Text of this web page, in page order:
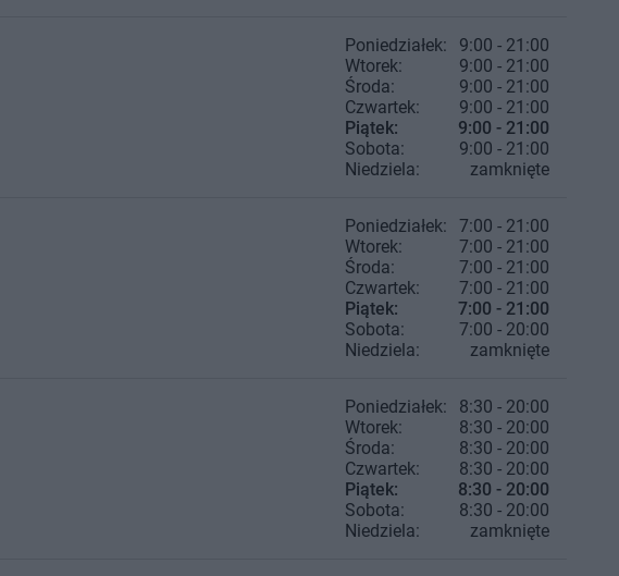
Poniedziałek:
9:00 - 21:00
Wtorek:
9:00 - 21:00
Środa:
9:00 - 21:00
Czwartek:
9:00 - 21:00
Piątek:
9:00 - 21:00
Sobota:
9:00 - 21:00
Niedziela:
zamknięte
Poniedziałek:
7:00 - 21:00
Wtorek:
7:00 - 21:00
Środa:
7:00 - 21:00
Czwartek:
7:00 - 21:00
Piątek:
7:00 - 21:00
Sobota:
7:00 - 20:00
Niedziela:
zamknięte
Poniedziałek:
8:30 - 20:00
Wtorek:
8:30 - 20:00
Środa:
8:30 - 20:00
Czwartek:
8:30 - 20:00
Piątek:
8:30 - 20:00
Sobota:
8:30 - 20:00
Niedziela:
zamknięte